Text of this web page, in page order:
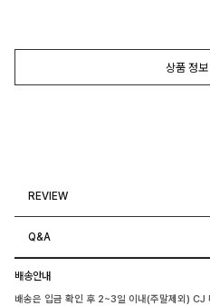
상품 정
REVIEW
Q&A
배송안내
배송은 입금 확인 후 2~3일 이내(주말제외) CJ